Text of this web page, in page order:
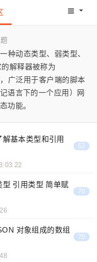
码农网
种动态类型、弱类型、
解释器被称为
广泛用于客户端的脚本
语言下的一个应用）网
功能。
基本类型和引用
52
引用类型 简单赋
70
对象组成的数组
70